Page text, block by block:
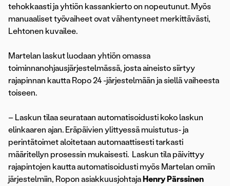
tehokkaasti ja yhtiön kassankierto on nopeutunut. Myös
manuaaliset työvaiheet ovat vähentyneet merkittävästi,
Lehtonen kuvailee.
Martelan laskut luodaan yhtiön omassa
toiminnanohjausjärjestelmässä, josta aineisto siirtyy
rajapinnan kautta Ropo 24 -järjestelmään ja siellä vaiheesta
toiseen.
– Laskun tilaa seurataan automatisoidusti koko laskun
elinkaaren ajan. Eräpäivien ylittyessä muistutus- ja
perintätoimet aloitetaan automaattisesti tarkasti
määritellyn prosessin mukaisesti. Laskun tila päivittyy
rajapintojen kautta automatisoidusti myös Martelan omiin
järjestelmiin, Ropon asiakkuusjohtaja Henry Pärssinen